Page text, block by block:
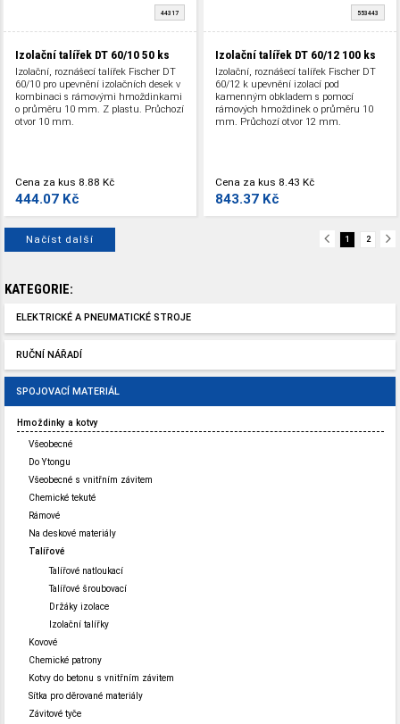
44317
Izolační talířek DT 60/10 50 ks
Izolační, roznášecí talířek Fischer DT
60/10 pro upevnění izolačních desek v
kombinaci s rámovými hmoždinkami
o průměru 10 mm. Z plastu. Průchozí
otvor 10 mm.
Cena za kus 8.88 Kč
444.07 Kč
553443
Izolační talířek DT 60/12 100 ks
Izolační, roznášecí talířek Fischer DT
60/12 k upevnění izolací pod
kamenným obkladem s pomocí
rámových hmoždinek o průměru 10
mm. Průchozí otvor 12 mm.
Cena za kus 8.43 Kč
843.37 Kč
Načíst další 1 2
KATEGORIE:
ELEKTRICKÉ A PNEUMATICKÉ STROJE
RUČNÍ NÁŘADÍ
SPOJOVACÍ MATERIÁL
Hmoždinky a kotvy
Všeobecné
Do Ytongu
Všeobecné s vnitřním závitem
Chemické tekuté
Rámové
Na deskové materiály
Talířové
Talířové natloukací
Talířové šroubovací
Držáky izolace
Izolační talířky
Kovové
Chemické patrony
Kotvy do betonu s vnitřním závitem
Sítka pro děrované materiály
Závitové tyče